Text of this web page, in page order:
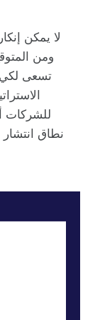
لا يمكن
ومن
تسعى لكي
للشركات
نطاق انتشار